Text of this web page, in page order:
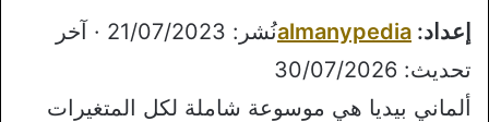
إعداد: almanypedia
نُشر: 21/07/2023 · آخر
تحديث: 30/07/2026
ألماني بيديا هي موسوعة شاملة لكل المتغيرات